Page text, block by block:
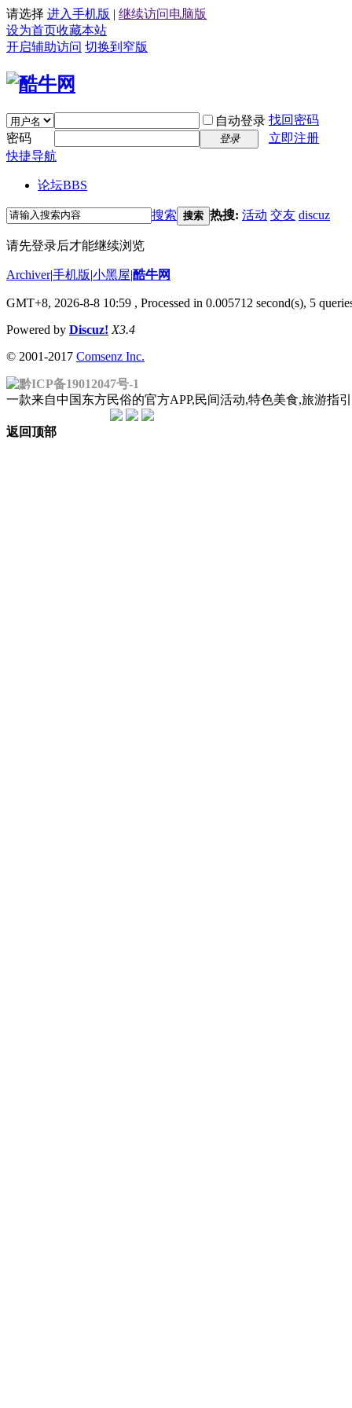
请选择 进入手机版 | 继续访问电脑版
设为首页收藏本站
开启辅助访问 切换到窄版
自动登录 找回密码
密码
登录
立即注册
快捷导航
论坛BBS
搜索 搜索 热搜: 活动 交友 discuz
请先登录后才能继续浏览
Archiver|手机版|小黑屋|酷牛网
GMT+8, 2026-8-8 10:59 , Processed in 0.005712 second(s), 5
Powered by Discuz! X3.4
© 2001-2017 Comsenz Inc.
黔ICP备19012047号-1
一款来自中国东方民俗的官方APP,民间活动,特色美食,旅游
返回顶部